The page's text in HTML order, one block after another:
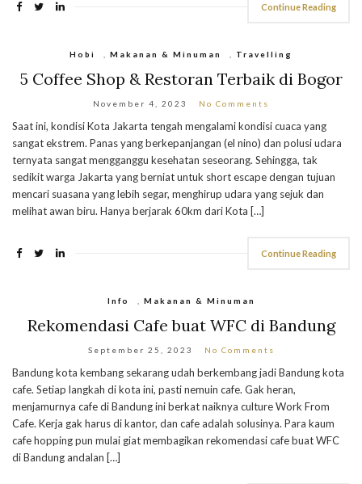
Continue Reading
Hobi Makanan & Minuman Travelling
5 Coffee Shop & Restoran Terbaik di Bogor
November 4, 2023 No Comments
Saat ini, kondisi Kota Jakarta tengah mengalami kondisi cuaca yang
sangat ekstrem. Panas yang berkepanjangan (el nino) dan polusi udara
ternyata sangat mengganggu kesehatan seseorang. Sehingga, tak
sedikit warga Jakarta yang berniat untuk short escape dengan tujuan
mencari suasana yang lebih segar, menghirup udara yang sejuk dan
melihat awan biru. Hanya berjarak 60km dari Kota […]
Continue Reading
Info Makanan & Minuman
Rekomendasi Cafe buat WFC di Bandung
September 25, 2023 No Comments
Bandung kota kembang sekarang udah berkembang jadi Bandung kota
cafe. Setiap langkah di kota ini, pasti nemuin cafe. Gak heran,
menjamurnya cafe di Bandung ini berkat naiknya culture Work From
Cafe. Kerja gak harus di kantor, dan cafe adalah solusinya. Para kaum
cafe hopping pun mulai giat membagikan rekomendasi cafe buat WFC
di Bandung andalan […]